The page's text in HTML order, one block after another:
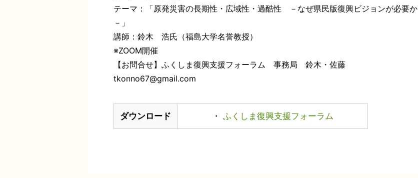
テーマ：「原発災害の長期性・広域性・過酷性 －なぜ県民版復興ビジョンが必要か
－」
講師：鈴木 浩氏（福島大学名誉教授）
※ZOOM開催
【お問合せ】ふくしま復興支援フォーラム 事務局 鈴木・佐藤
tkonno67@gmail.com
ダウンロード ・ ふくしま復興支援フォーラム